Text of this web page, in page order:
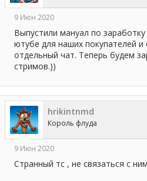
9 Июн 2020
Выпустили мануал по
ютубе для наших покупателей и
отдельный чат. Теперь будем
стримов.))
hrikintnmd
Король флуда
9 Июн 2020
Странный тс , не связаться с